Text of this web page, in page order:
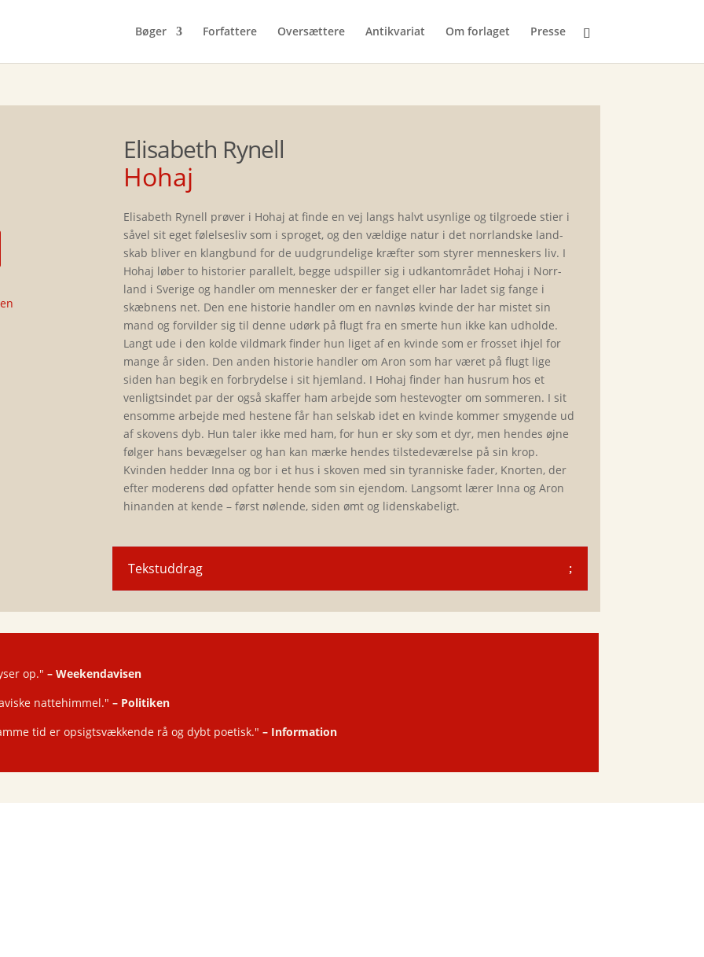
Bøger Forfattere Oversættere Antikvariat Om forlaget Presse
Elisabeth Rynell
Hohaj
Elisabeth Rynell prøver i Hohaj at finde en vej langs halvt usynlige og tilgroede stier i
såvel sit eget følelsesliv som i sproget, og den vældige natur i det norrlandske land­
skab bliver en klang­bund for de uudgrundelige kræfter som styrer men­ne­skers liv. I
Hohaj løber to historier parallelt, begge udspiller sig i udkantområdet Hohaj i Norr­­
land i Sverige og handler om mennesker der er fanget eller har ladet sig fange i
skæbnens net. Den ene historie handler om en navnløs kvinde der har mistet sin
mand og forvilder sig til denne udørk på flugt fra en smerte hun ikke kan udholde.
Langt ude i den kolde vildmark finder hun liget af en kvinde som er frosset ihjel for
mange år siden. Den anden historie handler om Aron som har været på flugt lige
siden han begik en forbrydelse i sit hjemland. I Hohaj finder han husrum hos et
venligtsindet par der også skaffer ham arbejde som heste­­vog­ter om sommeren. I sit
ensomme ar­bejde med hestene får han selskab idet en kvinde kommer smygende ud
af skovens dyb. Hun taler ikke med ham, for hun er sky som et dyr, men hendes øjne
følger hans bevægelser og han kan mærke hen­des tilstedeværelse på sin krop.
Kvinden hedder Inna og bor i et hus i skoven med sin tyranniske fader, Knorten, der
efter moderens død opfatter hende som sin ejendom. Langsomt lærer Inna og Aron
hinanden at kende – først nølende, siden ømt og lidenskabeligt.
Tekstuddrag
op."– Weekendavisen
nattehimmel."– Politiken
tid er opsigtsvækkende rå og dybt poetisk."– Information